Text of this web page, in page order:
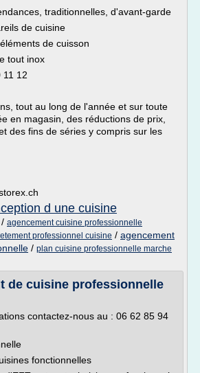
traditionnelles, d'avant-garde
de cuisine
de cuisson
tout inox
11 12
tout au long de l'année et sur toute
en magasin, des réductions de prix,
des fins de séries y compris sur les
d une cuisine
/ agencement cuisine professionnelle
professionnel cuisine / agencement
/ plan cuisine professionnelle marche
de cuisine professionnelle
contactez-nous au : 06 62 85 94
fonctionnelles